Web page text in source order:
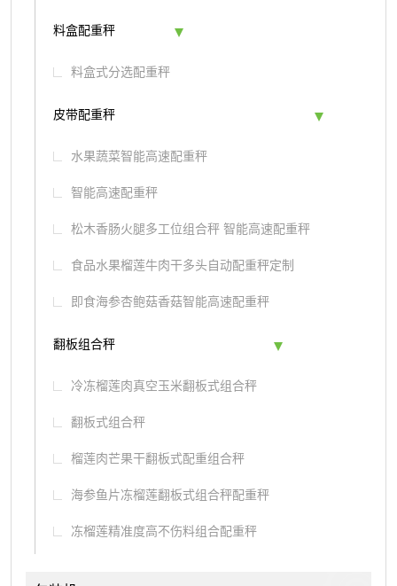
料盒配重秤
料盒式分选配重秤
皮带配重秤
水果蔬菜智能高速配重秤
智能高速配重秤
松木香肠火腿多工位组合秤 智能高速配重秤
食品水果榴莲牛肉干多头自动配重秤定制
即食海参杏鲍菇香菇智能高速配重秤
翻板组合秤
冷冻榴莲肉真空玉米翻板式组合秤
翻板式组合秤
榴莲肉芒果干翻板式配重组合秤
海参鱼片冻榴莲翻板式组合秤配重秤
冻榴莲精准度高不伤料组合配重秤